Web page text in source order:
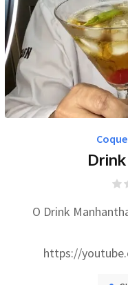
O Drink
https://